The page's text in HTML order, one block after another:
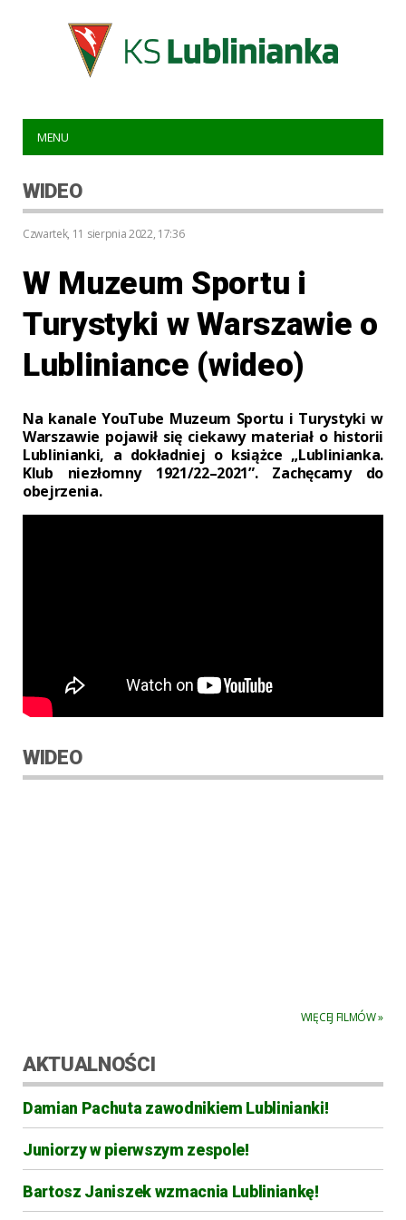
MENU
WIDEO
czwartek, 11 sierpnia 2022, 17:36
W Muzeum Sportu i
Turystyki w Warszawie o
Lubliniance (wideo)
Na kanale YouTube Muzeum Sportu i Turystyki w
Warszawie pojawił się ciekawy materiał o historii
Lublinianki, a dokładniej o książce „Lublinianka.
Klub niezłomny 1921/22–2021”. Zachęcamy do
obejrzenia.
WIDEO
WIĘCEJ FILMÓW »
AKTUALNOŚCI
Damian Pachuta zawodnikiem Lublinianki!
Juniorzy w pierwszym zespole!
Bartosz Janiszek wzmacnia Lubliniankę!